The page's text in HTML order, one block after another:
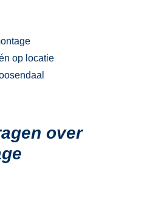
op locatie
over